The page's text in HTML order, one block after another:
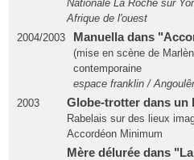
Nationale La Roche sur
Afrique de l'ouest
2004/2003
Manuella dans
(mise en scène de
contemporaine
espace franklin /
2003
Globe-trotter dans un
Rabelais sur des lieux
Accordéon Minimum
Mère délurée dans